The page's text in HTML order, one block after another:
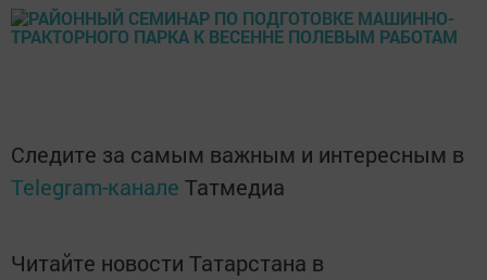
Следите за самым важным и интересным в
Telegram-канале Татмедиа
Читайте новости Татарстана в